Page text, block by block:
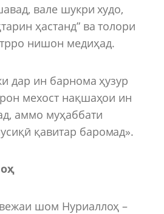
вале шукри худо,
ҳастанд” ва толори
нишон медиҳад.
дар ин барнома ҳузур
мехост нақшаҳои ин
аммо муҳаббати
қавитар баромад».
шом Нуриаллоҳ –